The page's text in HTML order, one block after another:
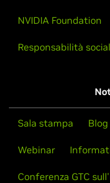
NVIDIA Foundation
Responsabilità
Sala stampa
Webinar
Conferenza GTC